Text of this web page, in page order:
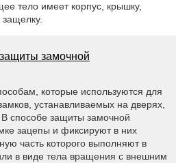
тело имеет корпус, крышку,
замочной
которые используются для
устанавливаемых на дверях,
способе защиты замочной
зацепы и фиксируют в них
часть которого выполняют в
в виде тела вращения с внешним